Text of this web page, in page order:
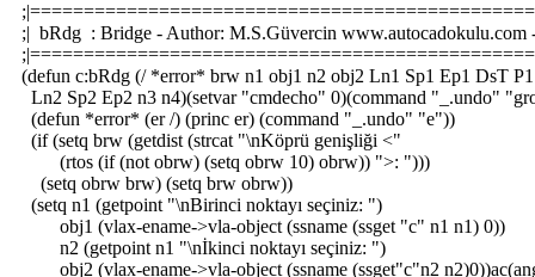
;| bRdg : Bridge - Author: M.S.Güvercin www.autocadokulu.com
(defun c:bRdg (/ *error* brw n1 obj1 n2 obj2 Ln1 Sp1 Ep1 DsT
Ln2 Sp2 Ep2 n3 n4)(setvar "cmdecho" 0)(command "_.undo"
(defun *error* (er /) (princ er) (command "_.undo" "e"))
(if (setq brw (getdist (strcat "\nKöprü genişliği <"
(rtos (if (not obrw) (setq obrw 10) obrw)) ">: ")))
(setq obrw brw) (setq brw obrw))
(setq n1 (getpoint "\nBirinci noktayı seçiniz: ")
obj1 (vlax-ename->vla-object (ssname (ssget "c" n1 n1) 0))
n2 (getpoint n1 "\nİkinci noktayı seçiniz: ")
obj2 (vlax-ename->vla-object (ssname (ssget"c"n2